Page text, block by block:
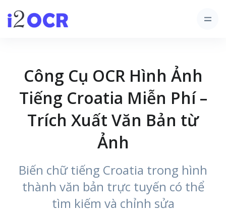
Công Cụ OCR Hình Ảnh
Tiếng Croatia Miễn Phí –
Trích Xuất Văn Bản từ
Ảnh
Biến chữ tiếng Croatia trong hình
thành văn bản trực tuyến có thể
tìm kiếm và chỉnh sửa